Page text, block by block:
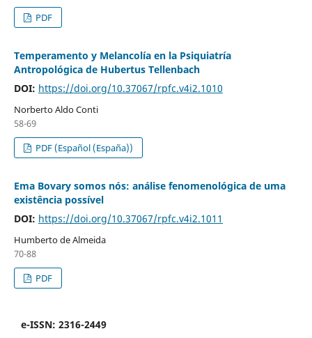
PDF
Temperamento y Melancolía en la Psiquiatría
Antropológica de Hubertus Tellenbach
DOI: https://doi.org/10.37067/rpfc.v4i2.1010
Norberto Aldo Conti
58-69
PDF (Español (España))
Ema Bovary somos nós: análise fenomenológica de uma
existência possível
DOI: https://doi.org/10.37067/rpfc.v4i2.1011
Humberto de Almeida
70-88
PDF
e-ISSN: 2316-2449